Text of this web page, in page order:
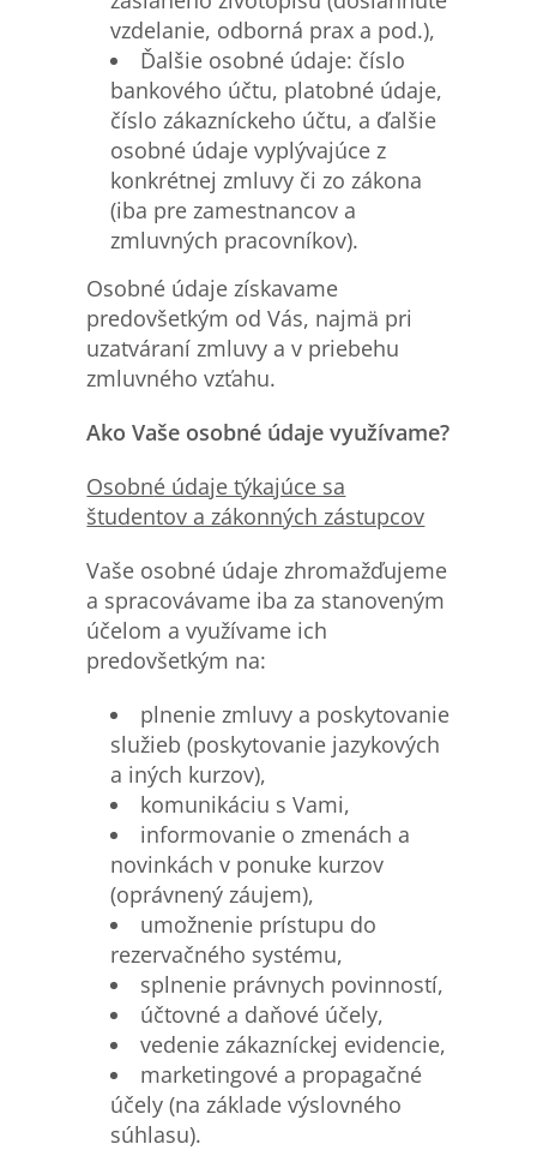
vzdelanie, odborná prax a pod.),
Ďalšie osobné údaje: číslo
bankového účtu, platobné údaje,
číslo zákazníckeho účtu, a ďalšie
osobné údaje vyplývajúce z
konkrétnej zmluvy či zo zákona
(iba pre zamestnancov a
zmluvných pracovníkov).
Osobné údaje získavame
predovšetkým od Vás, najmä pri
uzatváraní zmluvy a v priebehu
zmluvného vzťahu.
Ako Vaše osobné údaje využívame?
Osobné údaje týkajúce sa
študentov a zákonných zástupcov
Vaše osobné údaje zhromažďujeme
a spracovávame iba za stanoveným
účelom a využívame ich
predovšetkým na:
plnenie zmluvy a poskytovanie
služieb (poskytovanie jazykových
a iných kurzov),
komunikáciu s Vami,
informovanie o zmenách a
novinkách v ponuke kurzov
(oprávnený záujem),
umožnenie prístupu do
rezervačného systému,
splnenie právnych povinností,
účtovné a daňové účely,
vedenie zákazníckej evidencie,
marketingové a propagačné
účely (na základe výslovného
súhlasu).